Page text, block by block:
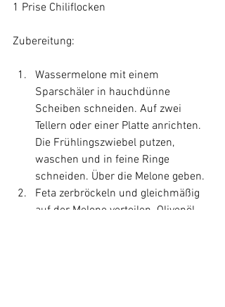
1 Prise Chiliflocken
Wassermelone mit einem
Sparschäler in hauchdünne
Scheiben schneiden. Auf zwei
Tellern oder einer Platte anrichten.
Die Frühlingszwiebel putzen,
waschen und in feine Ringe
schneiden. Über die Melone geben.
Feta zerbröckeln und gleichmäßig
auf der Melone verteilen. Olivenöl